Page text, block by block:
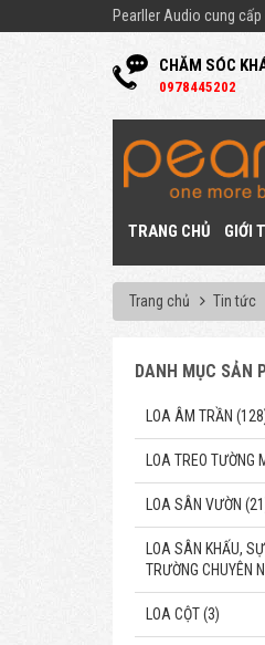
Pearller Audio cung
CHĂM SÓC
0978445202
TRANG CHỦ GIỚI
Trang chủ Tin tức
DANH MỤC SẢN
LOA ÂM TRẦN
LOA TREO TƯỜNG
LOA SÂN VƯỜN
LOA SÂN KHẤU, SỰ
TRƯỜNG CHUYÊN
LOA CỘT (3)